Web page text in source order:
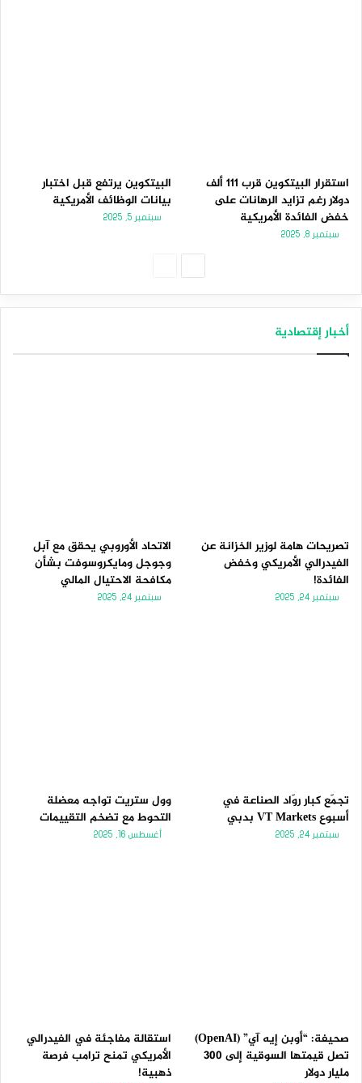
استقرار البيتكوين قرب 111 ألف
دولار رغم تزايد الرهانات على
خفض الفائدة الأمريكية
سبتمبر 8, 2025
البيتكوين يرتفع قبل اختبار
بيانات الوظائف الأمريكية
سبتمبر 5, 2025
أخبار إقتصادية
تصريحات هامة لوزير الخزانة عن
الفيدرالي الأمريكي وخفض
الفائدة!
سبتمبر 24, 2025
الاتحاد الأوروبي يحقق مع آبل
وجوجل ومايكروسوفت بشأن
مكافحة الاحتيال المالي
سبتمبر 24, 2025
تجمّع كبار روّاد الصناعة في
أسبوع VT Markets بدبي
سبتمبر 24, 2025
وول ستريت تواجه معضلة
التحوط مع تضخم التقييمات
أغسطس 16, 2025
صحيفة: “أوبن إيه آي” (OpenAI)
تصل قيمتها السوقية إلى 300
مليار دولار
استقالة مفاجئة في الفيدرالي
الأمريكي تمنح ترامب فرصة
ذهبية!